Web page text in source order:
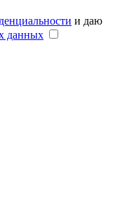
и даю
данных